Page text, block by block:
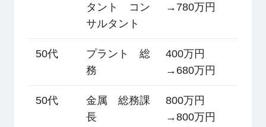
タント コン
サルタント
→780万円
50代
プラント 総
務
400万円
→680万円
50代
金属 総務課
長
800万円
→800万円